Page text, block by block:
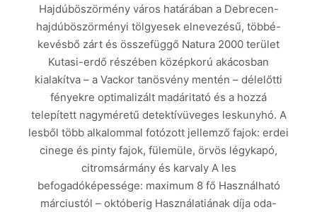
Hajdúböszörmény város határában a Debrecen-
hajdúböszörményi tölgyesek elnevezésű, többé-
kevésbő zárt és összefüggő Natura 2000 terület
Kutasi-erdő részében középkorú akácosban
kialakítva – a Vackor tanösvény mentén – délelőtti
fényekre optimalizált madáritató és a hozzá
telepített nagyméretű detektívüveges leskunyhó. A
lesből több alkalommal fotózott jellemző fajok: erdei
cinege és pinty fajok, fülemüle, örvös légykapó,
citromsármány és karvaly A les
befogadóképessége: maximum 8 fő Használható
márciustól – októberig Használatiának díja oda-